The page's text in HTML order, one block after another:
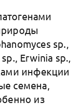
sp.,
Erwinia sp.,
инфекции
семена,
из